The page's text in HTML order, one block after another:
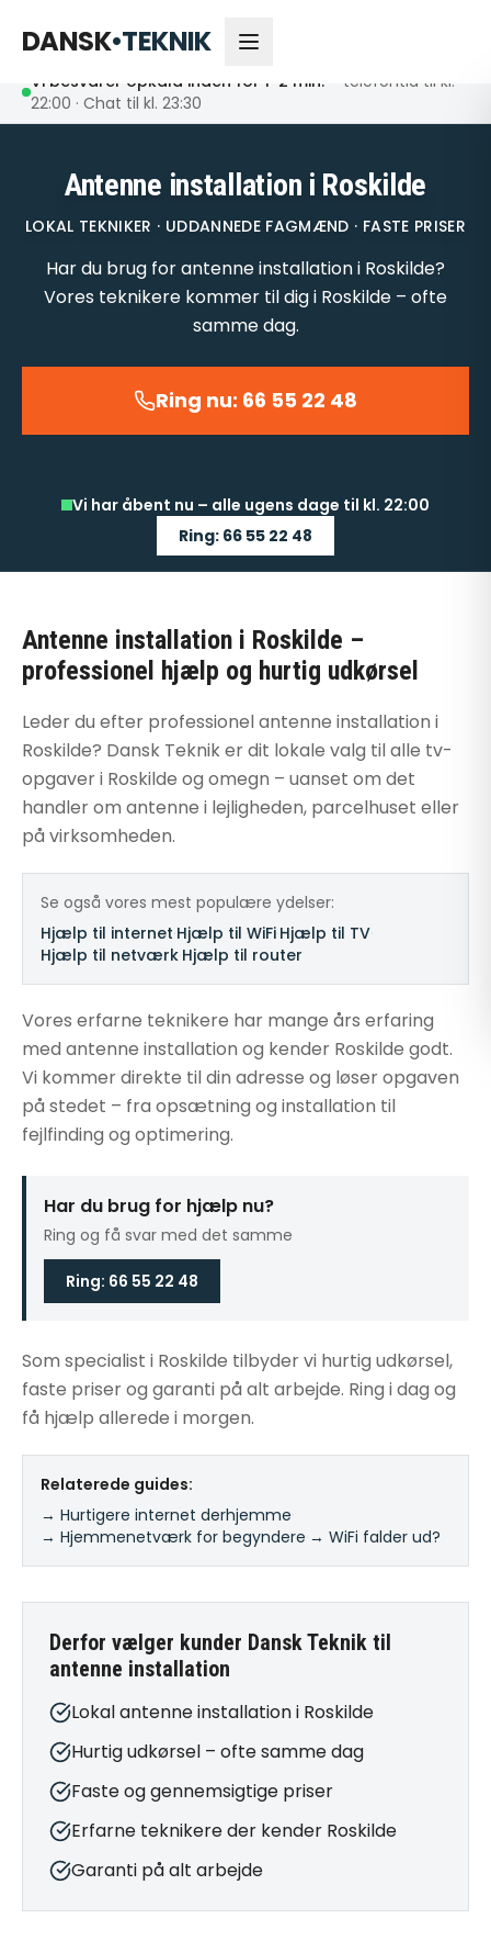
DANSK•TEKNIK
Åbent nu
Vi besvarer opkald inden for 1-2 min. – telefontid til kl.
22:00 · Chat til kl. 23:30
Antenne installation i Roskilde
LOKAL TEKNIKER · UDDANNEDE FAGMÆND · FASTE PRISER
Har du brug for antenne installation i Roskilde?
Vores teknikere kommer til dig i Roskilde – ofte
samme dag.
Ring nu: 66 55 22 48
Vi har åbent nu – alle ugens dage til kl. 22:00
Ring: 66 55 22 48
Antenne installation i Roskilde –
professionel hjælp og hurtig udkørsel
Leder du efter professionel antenne installation i
Roskilde? Dansk Teknik er dit lokale valg til alle tv-
opgaver i Roskilde og omegn – uanset om det
handler om antenne i lejligheden, parcelhuset eller
på virksomheden.
Se også vores mest populære ydelser:
Hjælp til internet Hjælp til WiFi Hjælp til TV
Hjælp til netværk Hjælp til router
Vores erfarne teknikere har mange års erfaring
med antenne installation og kender Roskilde godt.
Vi kommer direkte til din adresse og løser opgaven
på stedet – fra opsætning og installation til
fejlfinding og optimering.
Har du brug for hjælp nu?
Ring og få svar med det samme
Ring: 66 55 22 48
Som specialist i Roskilde tilbyder vi hurtig udkørsel,
faste priser og garanti på alt arbejde. Ring i dag og
få hjælp allerede i morgen.
Relaterede guides:
→ Hurtigere internet derhjemme
→ Hjemmenetværk for begyndere → WiFi falder ud?
Derfor vælger kunder Dansk Teknik til
antenne installation
Lokal antenne installation i Roskilde
Hurtig udkørsel – ofte samme dag
Faste og gennemsigtige priser
Erfarne teknikere der kender Roskilde
Garanti på alt arbejde